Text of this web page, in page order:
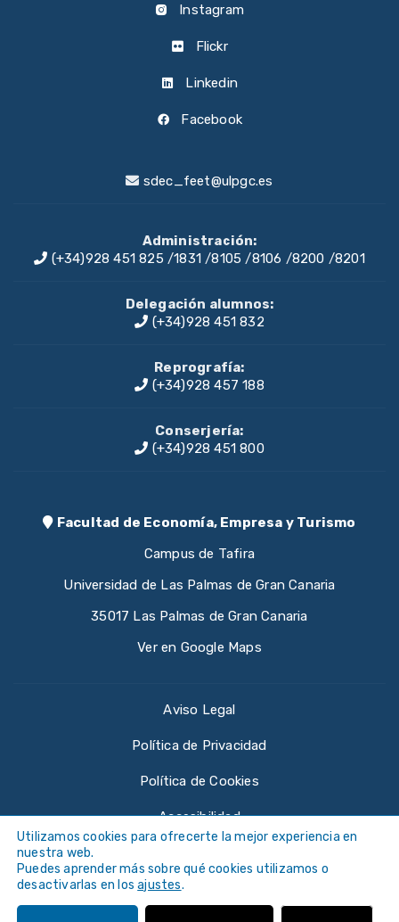
Instagram
Flickr
Linkedin
Facebook
sdec_feet@ulpgc.es
Administración:
(+34)928 451 825 /1831/8105 /8106 /8200 /8201
Delegación alumnos:
(+34)928 451 832
Reprografía:
(+34)928 457 188
Conserjería:
(+34)928 451 800
Facultad de Economía, Empresa y Turismo
Campus de Tafira
Universidad de Las Palmas de Gran Canaria
35017 Las Palmas de Gran Canaria
Ver en Google Maps
Aviso Legal
Política de Privacidad
Política de Cookies
Accesibilidad
©Universidad de Las Palmas de Gran Canaria ·
Utilizamos cookies para ofrecerte la mejor experiencia en
nuestra web.
Puedes aprender más sobre qué cookies utilizamos o
desactivarlas en losajustes.